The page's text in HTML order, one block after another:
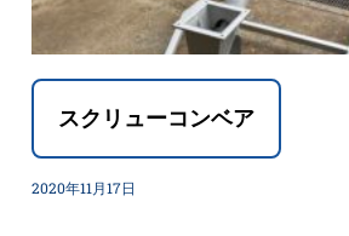
スクリューコンベア
2020年11月17日